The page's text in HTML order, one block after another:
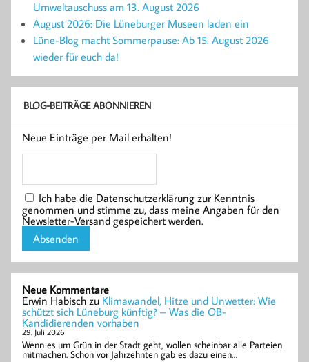
Umweltauschuss am 13. August 2026
August 2026: Die Lüneburger Museen laden ein
Lüne-Blog macht Sommerpause: Ab 15. August 2026
wieder für euch da!
BLOG-BEITRÄGE ABONNIEREN
Neue Einträge per Mail erhalten!
Ich habe die Datenschutzerklärung zur Kenntnis
genommen und stimme zu, dass meine Angaben für den
Newsletter-Versand gespeichert werden.
Neue Kommentare
Erwin Habisch zu Klimawandel, Hitze und Unwetter: Wie
schützt sich Lüneburg künftig? – Was die OB-
Kandidierenden vorhaben
29. Juli 2026
Wenn es um Grün in der Stadt geht, wollen scheinbar alle Parteien
mitmachen. Schon vor Jahrzehnten gab es dazu einen…